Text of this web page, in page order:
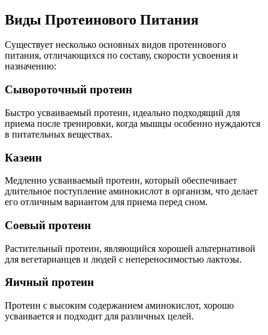
Виды Протеинового Питания
Существует несколько основных видов протеинового
питания, отличающихся по составу, скорости усвоения и
назначению:
Сывороточный протеин
Быстро усваиваемый протеин, идеально подходящий для
приема после тренировки, когда мышцы особенно нуждаются
в питательных веществах.
Казеин
Медленно усваиваемый протеин, который обеспечивает
длительное поступление аминокислот в организм, что делает
его отличным вариантом для приема перед сном.
Соевый протеин
Растительный протеин, являющийся хорошей альтернативой
для вегетарианцев и людей с непереносимостью лактозы.
Яичный протеин
Протеин с высоким содержанием аминокислот, хорошо
усваивается и подходит для различных целей.